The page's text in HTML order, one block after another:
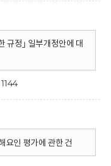
규정｣ 일부개정안에 대
1144
요인 평가에 관한 건